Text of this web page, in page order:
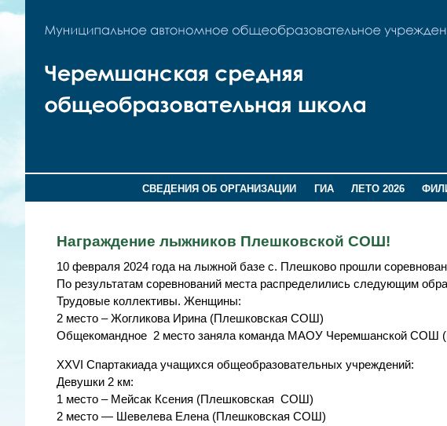
СВЕДЕНИЯ ОБ ОРГАНИЗАЦИИ ГИА ЛЕТО 2026
Награждение лыжников Плешковской СОШ!
10 февраля 2024 года на лыжной базе с. Плешково прошли
По результатам соревнований места распределились следующим
Трудовые коллективы. Женщины:
2 место – Жогликова Ирина (Плешковская СОШ)
Общекомандное 2 место заняла команда МАОУ Черемшанской СОШ
XXVI Спартакиада учащихся общеобразовательных учреждений:
Девушки 2 км:
1 место – Мейсак Ксения (Плешковская СОШ)
2 место — Шевелева Елена (Плешковская СОШ)